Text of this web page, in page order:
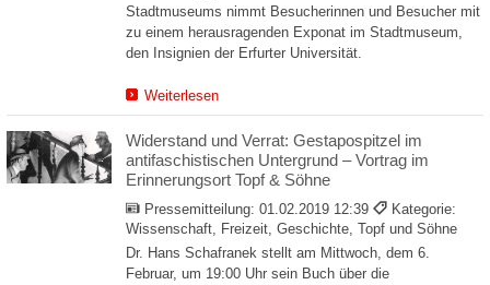
Stadtmuseums nimmt Besucherinnen und Besucher mit
zu einem herausragenden Exponat im Stadtmuseum,
den Insignien der Erfurter Universität.
Weiterlesen
Widerstand und Verrat: Gestapospitzel im
antifaschistischen Untergrund – Vortrag im
Erinnerungsort Topf & Söhne
Pressemitteilung: 01.02.2019 12:39
Kategorie:
Wissenschaft, Freizeit, Geschichte, Topf und Söhne
Dr. Hans Schafranek stellt am Mittwoch, dem 6.
Februar, um 19:00 Uhr sein Buch über die